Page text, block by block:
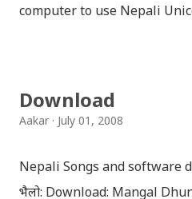
computer to use Nepali
Install: Run setup file; Go to
Language Options; Go to
check box (install files.....
Download
Aakar July 01, 2008
Nepali Songs and software
भैलो: Download: Mangal